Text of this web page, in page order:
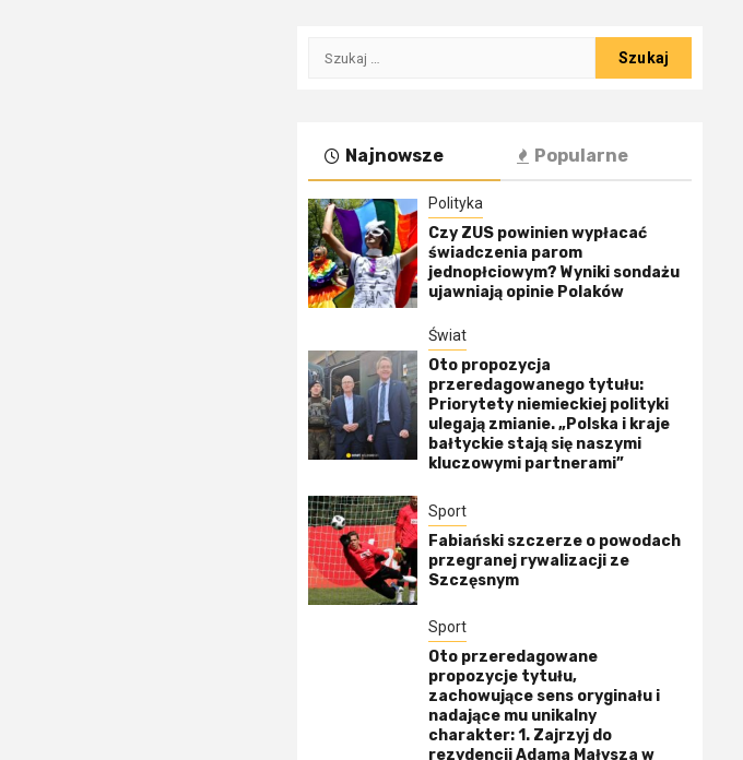
Szukaj:
Najnowsze Popularne
Polityka
Czy ZUS powinien wypłacać
świadczenia parom
jednopłciowym? Wyniki sondażu
ujawniają opinie Polaków
Świat
Oto propozycja
przeredagowanego tytułu:
Priorytety niemieckiej polityki
ulegają zmianie. „Polska i kraje
bałtyckie stają się naszymi
kluczowymi partnerami”
Sport
Fabiański szczerze o powodach
przegranej rywalizacji ze
Szczęsnym
Sport
Oto przeredagowane
propozycje tytułu,
zachowujące sens oryginału i
nadające mu unikalny
charakter: 1. Zajrzyj do
rezydencji Adama Małysza w